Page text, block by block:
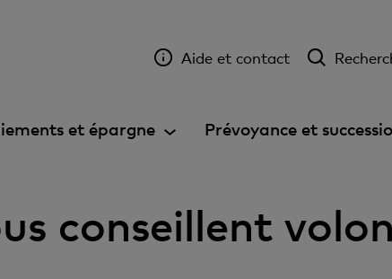
Aide et contact
et épargne Prévoyance et
conseillent